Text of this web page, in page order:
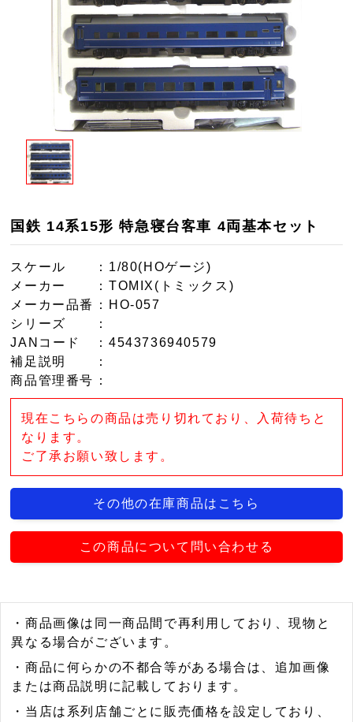
国鉄 14系15形 特急寝台客車 4両基本セット
スケール
：1/80(HOゲージ)
メーカー
：TOMIX(トミックス)
メーカー品番
：HO-057
シリーズ
：
JANコード
：4543736940579
補足説明
：
商品管理番号 ：
現在こちらの商品は売り切れており、入荷待ちと
なります。
ご了承お願い致します。
その他の在庫商品はこちら
この商品について問い合わせる
・商品画像は同一商品間で再利用しており、現物と
異なる場合がございます。
・商品に何らかの不都合等がある場合は、追加画像
または商品説明に記載しております。
・当店は系列店舗ごとに販売価格を設定しており、